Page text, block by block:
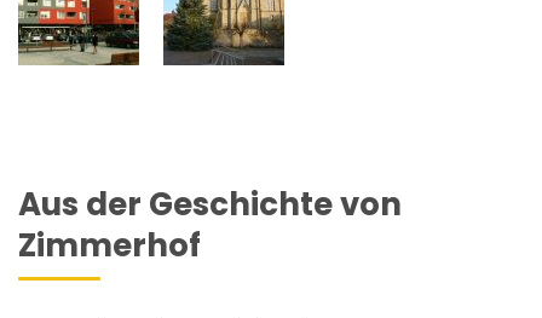
Aus der Geschichte von
Zimmerhof